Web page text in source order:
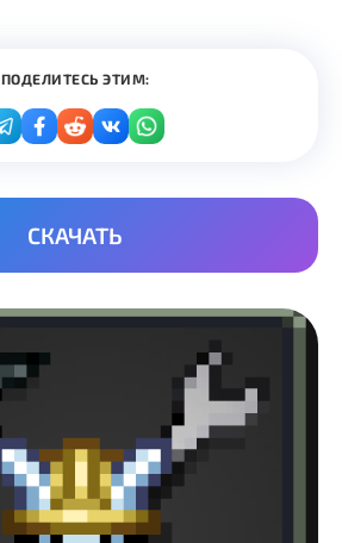
ПОДЕЛИТЕСЬ ЭТИМ:
СКАЧАТЬ